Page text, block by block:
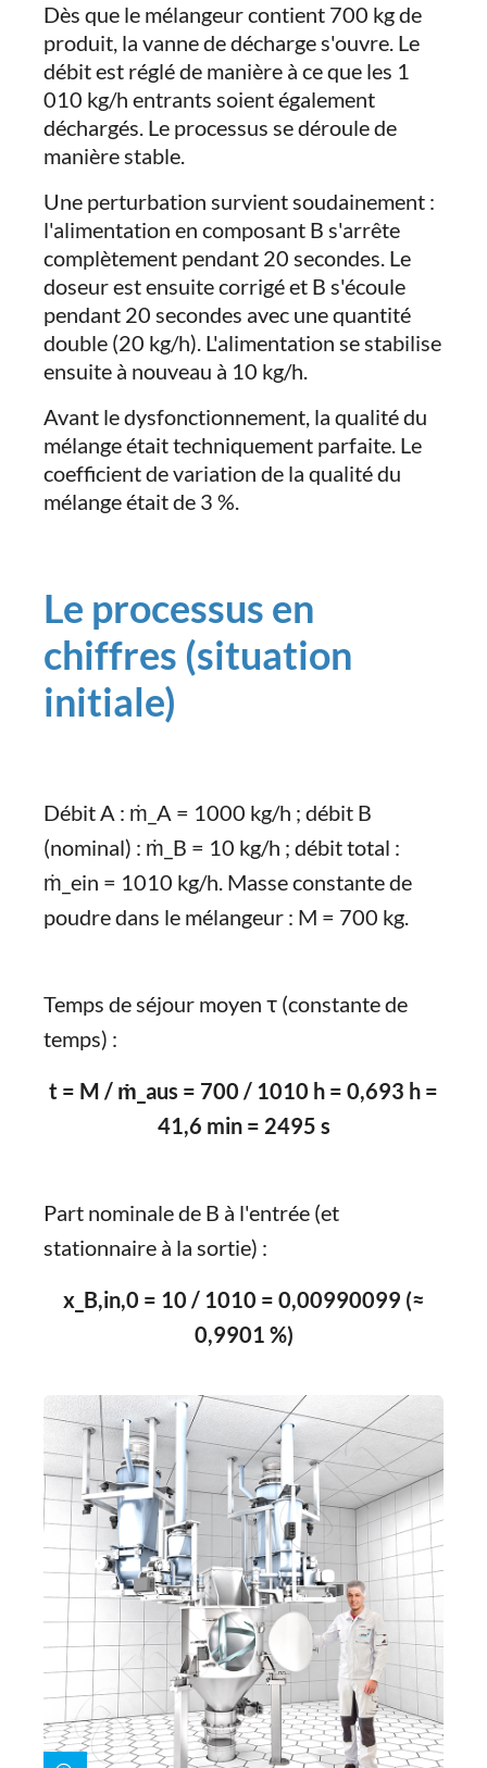
Dès que le mélangeur contient 700 kg de
produit, la vanne de décharge s'ouvre. Le
débit est réglé de manière à ce que les 1
010 kg/h entrants soient également
déchargés. Le processus se déroule de
manière stable.
Une perturbation survient soudainement :
l'alimentation en composant B s'arrête
complètement pendant 20 secondes. Le
doseur est ensuite corrigé et B s'écoule
pendant 20 secondes avec une quantité
double (20 kg/h). L'alimentation se stabilise
ensuite à nouveau à 10 kg/h.
Avant le dysfonctionnement, la qualité du
mélange était techniquement parfaite. Le
coefficient de variation de la qualité du
mélange était de 3 %.
Le processus en
chiffres (situation
initiale)
Débit A : ṁ_A = 1000 kg/h ; débit B
(nominal) : ṁ_B = 10 kg/h ; débit total :
ṁ_ein = 1010 kg/h. Masse constante de
poudre dans le mélangeur : M = 700 kg.
Temps de séjour moyen τ (constante de
temps) :
t = M / ṁ_aus = 700 / 1010 h = 0,693 h =
41,6 min = 2495 s
Part nominale de B à l'entrée (et
stationnaire à la sortie) :
x_B,in,0 = 10 / 1010 = 0,00990099 (≈
0,9901 %)